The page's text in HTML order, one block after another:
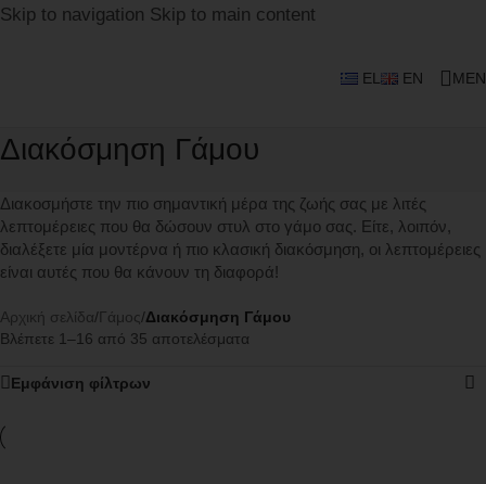
Skip to navigation Skip to main content
EL EN
Διακόσμηση Γάμου
Διακοσμήστε την πιο σημαντική μέρα της ζωής σας με λιτές
λεπτομέρειες που θα δώσουν στυλ στο γάμο σας. Είτε, λοιπόν,
διαλέξετε μία μοντέρνα ή πιο κλασική διακόσμηση, οι λεπτομέρειες
είναι αυτές που θα κάνουν τη διαφορά!
Αρχική σελίδα/Γάμος/Διακόσμηση Γάμου
Βλέπετε 1–16 από 35 αποτελέσματα
Εμφάνιση φίλτρων